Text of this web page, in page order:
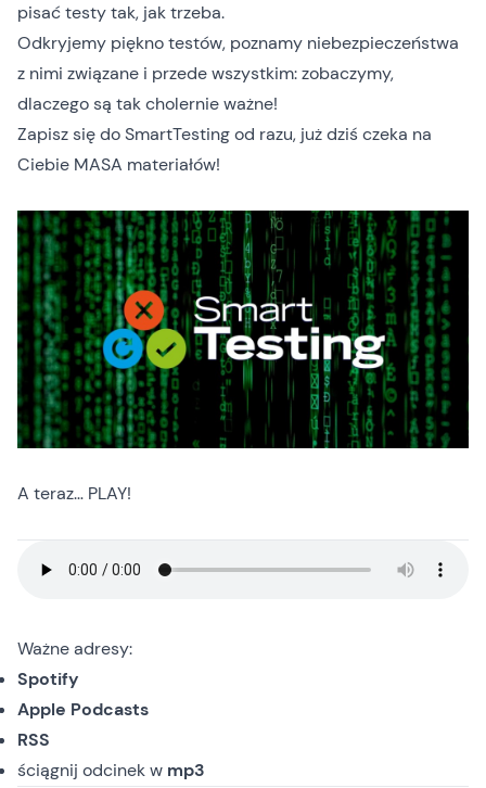
pisać testy tak, jak trzeba.
Odkryjemy piękno testów, poznamy niebezpieczeństwa
z nimi związane i przede wszystkim: zobaczymy,
dlaczego są tak cholernie ważne!
Zapisz się doSmartTestingod razu, już dziś czeka na
Ciebie MASA materiałów!
A teraz… PLAY!
Ważne adresy:
Spotify
Apple Podcasts
RSS
ściągnij odcinekw mp3